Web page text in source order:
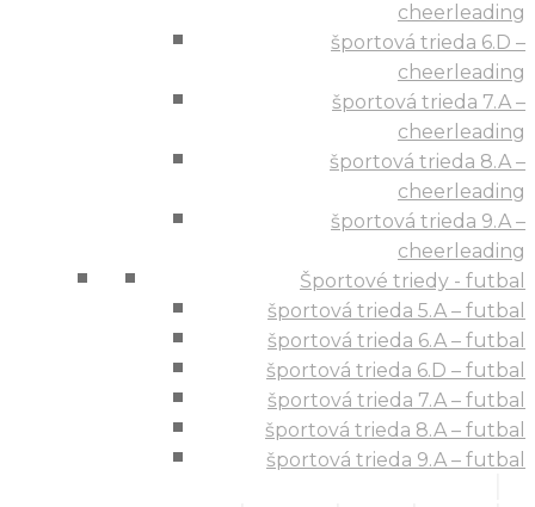
cheerleading
športová trieda 6.D –
cheerleading
športová trieda 7.A –
cheerleading
športová trieda 8.A –
cheerleading
športová trieda 9.A –
cheerleading
Športové triedy - futbal
športová trieda 5.A – futbal
športová trieda 6.A – futbal
športová trieda 6.D – futbal
športová trieda 7.A – futbal
športová trieda 8.A – futbal
športová trieda 9.A – futbal